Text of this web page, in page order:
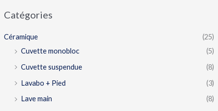
Catégories
Céramique
(25)
Cuvette monobloc
(5)
Cuvette suspendue
(8)
Lavabo + Pied
(3)
Lave main
(8)